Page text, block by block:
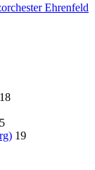
Ehrenfeld
18
19